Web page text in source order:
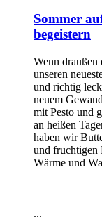
Sommer
begeistern
Wenn draußen
unseren
und richtig
neuem
mit Pesto und
an heißen
haben wir
und fruchtigen
Wärme und
...